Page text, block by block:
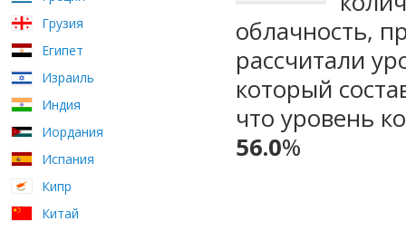
Грузия
Египет
Израиль
Индия
Иордания
Испания
Кипр
Китай
облачность,
рассчитали
который
что уровень
56.0%